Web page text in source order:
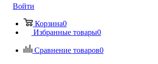
Войти
Корзина0
Избранные товары0
Сравнение товаров0